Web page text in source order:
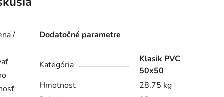
/ Dodatočné parametre
Kategória
Klasik PVC
50x50
Hmotnosť
28.75 kg